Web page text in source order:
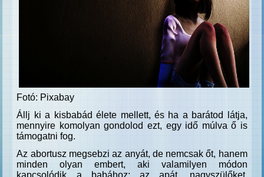
Fotó: Pixabay
Állj ki a kisbabád élete mellett, és ha a barátod látja,
mennyire komolyan gondolod ezt, egy idő múlva ő is
támogatni fog.
Az abortusz megsebzi az anyát, de nemcsak őt, hanem
minden olyan embert, aki valamilyen módon